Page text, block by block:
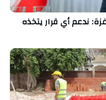
ندعم أي قرار يتخذه